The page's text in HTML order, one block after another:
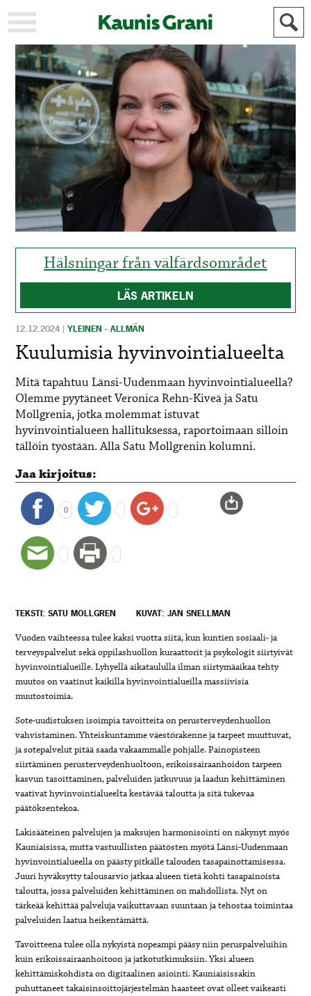
KAUPUNKI
STADEN
AJANKOHTAISTA
AKTUELLT
URHEILU
IDROTT
KULTTUURI
KULTUR
HISTORIA
HISTORIA
YLEINEN
ALLMÄN
MAINOSTAJILLE
FÖR
ANNONSÖRER
Hälsningar från välfärdsområdet
LÄS ARTIKELN
12.12.2024 |YLEINEN - ALLMÄN
Kuulumisia hyvinvointialueelta
Mitä tapahtuu Länsi-Uudenmaan hyvinvointialueella?
Olemme pyytäneet Veronica Rehn-Kiveä ja Satu
Mollgrenia, jotka molemmat istuvat
hyvinvointialueen hallituksessa, raportoimaan silloin
tällöin työstään. Alla Satu Mollgrenin kolumni.
Jaa kirjoitus:
0
TEKSTI: SATU MOLLGREN KUVAT: JAN SNELLMAN
Vuoden vaihteessa tulee kaksi vuotta siitä, kun kuntien sosiaali- ja
terveyspalvelut sekä oppilashuollon kuraattorit ja psykologit siirtyivät
hyvinvointialueille. Lyhyellä aikataululla ilman siirtymäaikaa tehty
muutos on vaatinut kaikilla hyvinvointialueilla massiivisia
muutostoimia.
Sote-uudistuksen isoimpia tavoitteita on perusterveydenhuollon
vahvistaminen. Yhteiskuntamme väestörakenne ja tarpeet muuttuvat,
ja sotepalvelut pitää saada vakaammalle pohjalle. Painopisteen
siirtäminen perusterveydenhuoltoon, erikoissairaanhoidon tarpeen
kasvun tasoittaminen, palveluiden jatkuvuus ja laadun kehittäminen
vaativat hyvinvointialueelta kestävää taloutta ja sitä tukevaa
päätöksentekoa.
Lakisääteinen palvelujen ja maksujen harmonisointi on näkynyt myös
Kauniaisissa, mutta vastuullisten päätösten myötä Länsi-Uudenmaan
hyvinvointialueella on päästy pitkälle talouden tasapainottamisessa.
Juuri hyväksytty talousarvio jatkaa alueen tietä kohti tasapainoista
taloutta, jossa palveluiden kehittäminen on mahdollista. Nyt on
tärkeää kehittää palveluja vaikuttavaan suuntaan ja tehostaa toimintaa
palveluiden laatua heikentämättä.
Tavoitteena tulee olla nykyistä nopeampi pääsy niin peruspalveluihin
kuin erikoissairaanhoitoon ja jatkotutkimuksiin. Yksi alueen
kehittämiskohdista on digitaalinen asiointi. Kauniaisissakin
puhuttaneet takaisinsoittojärjestelmän haasteet ovat olleet vaikeasti